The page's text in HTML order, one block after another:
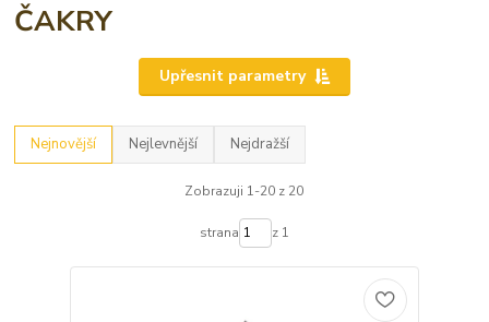
ČAKRY
Upřesnit parametry
Nejnovější Nejlevnější Nejdražší
Zobrazuji 1-20 z 20
strana z 1